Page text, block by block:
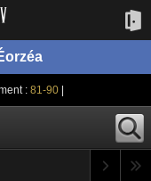
| Nv équipement :81-90